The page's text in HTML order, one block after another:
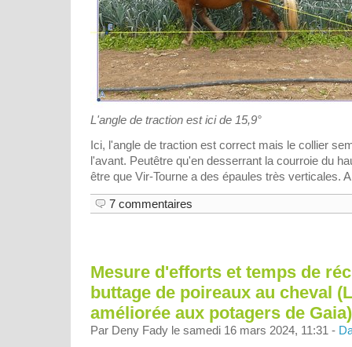
L'angle de traction est ici de 15,9°
Ici, l'angle de traction est correct mais le collier
l'avant. Peutêtre qu'en desserrant la courroie du
être que Vir-Tourne a des épaules très verticales.
7 commentaires
Mesure d'efforts et temps de
buttage de poireaux au cheval
améliorée aux potagers de
Par Deny Fady le samedi 16 mars 2024, 11:31 -